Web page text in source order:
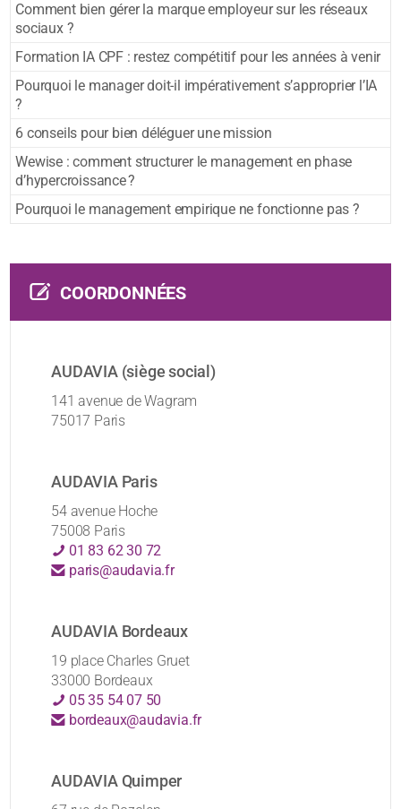
Comment bien gérer la marque employeur sur les réseaux
sociaux ?
Formation IA CPF : restez compétitif pour les années à venir
Pourquoi le manager doit-il impérativement s’approprier l’IA
?
6 conseils pour bien déléguer une mission
Wewise : comment structurer le management en phase
d’hypercroissance ?
Pourquoi le management empirique ne fonctionne pas ?
COORDONNÉES
AUDAVIA (siège social)
141 avenue de Wagram
75017 Paris
AUDAVIA Paris
54 avenue Hoche
75008 Paris
01 83 62 30 72
paris@audavia.fr
AUDAVIA Bordeaux
19 place Charles Gruet
33000 Bordeaux
05 35 54 07 50
bordeaux@audavia.fr
AUDAVIA Quimper